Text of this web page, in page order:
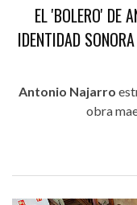
EL 'BOLERO' DE
IDENTIDAD
Antonio Najarro
obra